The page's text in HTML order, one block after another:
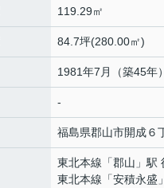
119.29㎡
84.7坪(280.00㎡)
1981年7月（築45年）
-
福島県郡山市開成６
東北本線 「郡山 」駅
東北本線 「安積永盛